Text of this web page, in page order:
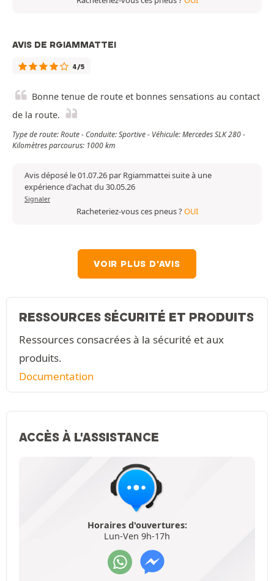
AVIS DE RGIAMMATTEI
4/5
Bonne tenue de route et bonnes sensations au contact
de la route.
Type de route: Route - Conduite: Sportive - Véhicule: Mercedes SLK 280 -
Kilomètres parcourus: 1000 km
Avis déposé le 01.07.26 par Rgiammattei suite à une
expérience d'achat du 30.05.26
Signaler
Racheteriez-vous ces pneus ?OUI
VOIR PLUS D'AVIS
RESSOURCES SÉCURITÉ ET PRODUITS
Ressources consacrées à la sécurité et aux
produits.
Documentation
ACCÈS À L'ASSISTANCE
Horaires d'ouvertures:
Lun-Ven 9h-17h